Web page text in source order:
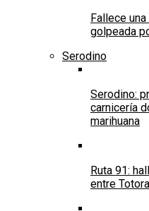
Fallece
golpeada
Serodino
Serodino:
carnicería
marihuana
Ruta 91:
entre